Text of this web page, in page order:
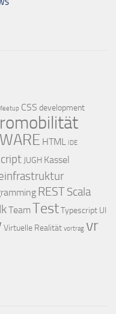
CSS development
HTML IDE
JUGH Kassel
RESTScala
TeamTestTypescript UI
Virtuelle Realität vortrag vr